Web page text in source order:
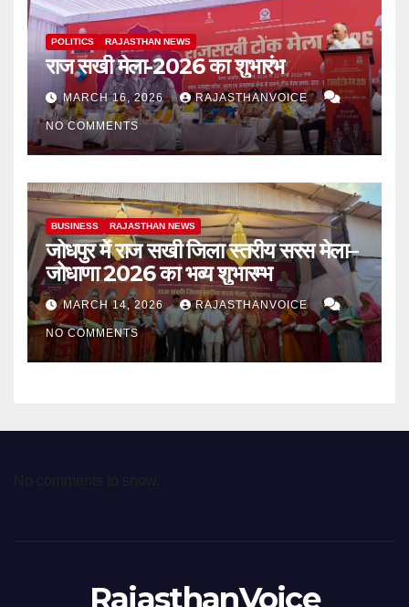
POLITICS RAJASTHAN NEWS
राज सखी मेला-2026 का शुभारंभ
MARCH 16, 2026 RAJASTHANVOICE
NO COMMENTS
BUSINESS RAJASTHAN NEWS
जोधपुर में राज सखी जिला स्तरीय सरस मेला–
जोधाणा 2026 का भव्य शुभारम्भ
MARCH 14, 2026 RAJASTHANVOICE
NO COMMENTS
RajasthanVoice